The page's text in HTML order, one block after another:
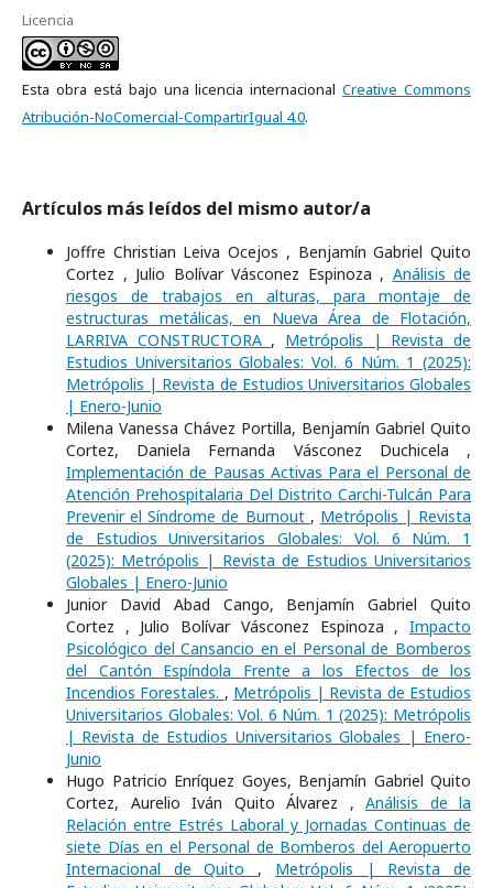
Licencia
Esta obra está bajo una licencia internacionalCreative Commons
Atribución-NoComercial-CompartirIgual 4.0.
Artículos más leídos del mismo autor/a
Joffre Christian Leiva Ocejos , Benjamín Gabriel Quito
Cortez , Julio Bolívar Vásconez Espinoza , Análisis de
riesgos de trabajos en alturas, para montaje de
estructuras metálicas, en Nueva Área de Flotación,
LARRIVA CONSTRUCTORA , Metrópolis | Revista de
Estudios Universitarios Globales: Vol. 6 Núm. 1 (2025):
Metrópolis | Revista de Estudios Universitarios Globales
| Enero-Junio
Milena Vanessa Chávez Portilla, Benjamín Gabriel Quito
Cortez, Daniela Fernanda Vásconez Duchicela ,
Implementación de Pausas Activas Para el Personal de
Atención Prehospitalaria Del Distrito Carchi-Tulcán Para
Prevenir el Síndrome de Burnout , Metrópolis | Revista
de Estudios Universitarios Globales: Vol. 6 Núm. 1
(2025): Metrópolis | Revista de Estudios Universitarios
Globales | Enero-Junio
Junior David Abad Cango, Benjamín Gabriel Quito
Cortez , Julio Bolívar Vásconez Espinoza , Impacto
Psicológico del Cansancio en el Personal de Bomberos
del Cantón Espíndola Frente a los Efectos de los
Incendios Forestales. , Metrópolis | Revista de Estudios
Universitarios Globales: Vol. 6 Núm. 1 (2025): Metrópolis
| Revista de Estudios Universitarios Globales | Enero-
Junio
Hugo Patricio Enríquez Goyes, Benjamín Gabriel Quito
Cortez, Aurelio Iván Quito Álvarez , Análisis de la
Relación entre Estrés Laboral y Jornadas Continuas de
siete Días en el Personal de Bomberos del Aeropuerto
Internacional de Quito , Metrópolis | Revista de